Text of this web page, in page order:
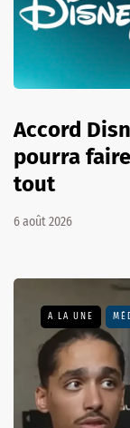
Accord
pourra
tout
6 août 2026
A LA UNE